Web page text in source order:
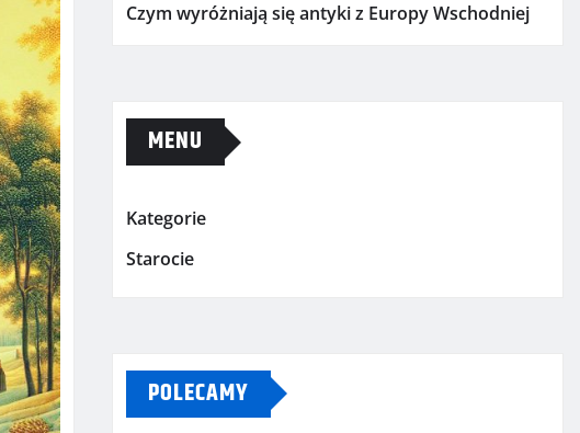
Czym wyróżniają się antyki z Europy Wschodniej
MENU
Kategorie
Starocie
POLECAMY